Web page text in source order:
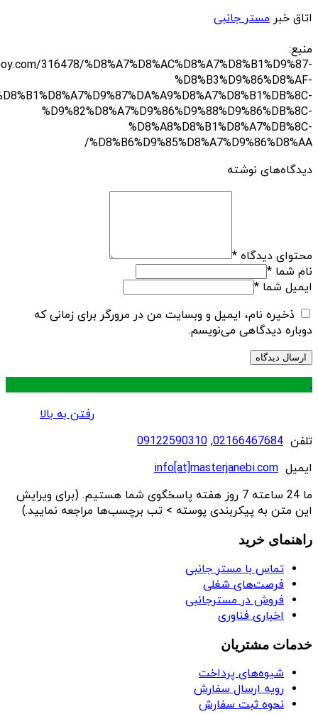
اتاق خبر مستر جانبی
منبع:
316478/%D8%A7%D8%AC%D8%A7%D8%B1%D9%87-
%D8%B3%D9%86%D8%AF-
%D9%82%D8%A7%D9%86%D9%88%D9%86%DB%8C-
%D8%A8%D8%B1%D8%A7%DB%8C-
%D8%B6%D9%85%D8%A7%D9%86%D8%AA/
دیدگاه‌های نوشته
محتوای دیدگاه *
نام شما *
ایمیل شما *
ذخیره نام، ایمیل و وبسایت من در مرورگر برای زمانی که
دوباره دیدگاهی می‌نویسم.
.
رفتن به بالا
تلفن 02166467684
,
09122590310
ایمیل info[at]masterjanebi.com
ما 24 ساعته 7 روز هفته پاسخگوی شما هستیم. (برای ویرایش
این متن به پیکربندی پوسته > تب برچسب‌ها مراجعه نمایید.)
راهنمای خرید
تماس با مستر جانبی
فرصت‌های شغلی
فروش در مسترجانبی
اخباری فناوری
خدمات مشتریان
شیوه‌های پرداخت
رویه ارسال سفارش
نحوه ثبت سفارش